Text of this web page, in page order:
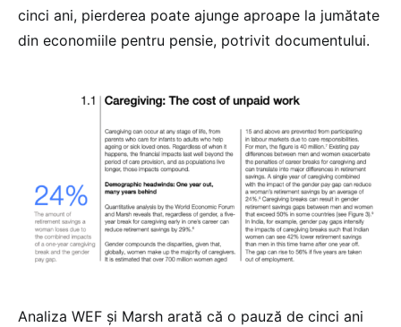
cinci ani, pierderea poate ajunge aproape la jumătate
din economiile pentru pensie, potrivit documentului.
Analiza WEF și Marsh arată că o pauză de cinci ani